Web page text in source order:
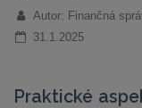
Autor: Finančná
31.1.2025
Praktické